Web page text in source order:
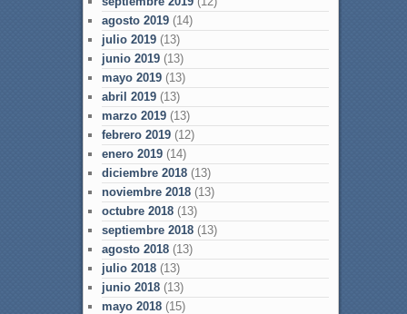
agosto 2019(14)
julio 2019(13)
junio 2019(13)
mayo 2019(13)
abril 2019(13)
marzo 2019(13)
febrero 2019(12)
enero 2019(14)
diciembre 2018(13)
noviembre 2018(13)
octubre 2018(13)
septiembre 2018(13)
agosto 2018(13)
julio 2018(13)
junio 2018(13)
mayo 2018(15)